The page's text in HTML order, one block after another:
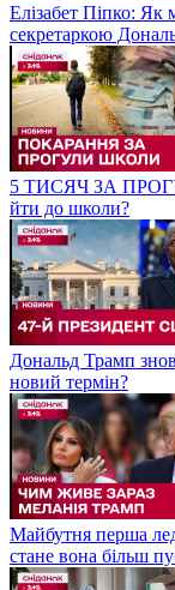
Елізабет Піпко: Як
секретаркою
5 ТИСЯЧ ЗА
йти до школи?
Дональд Трамп
новий термін?
Майбутня перша
стане вона більш